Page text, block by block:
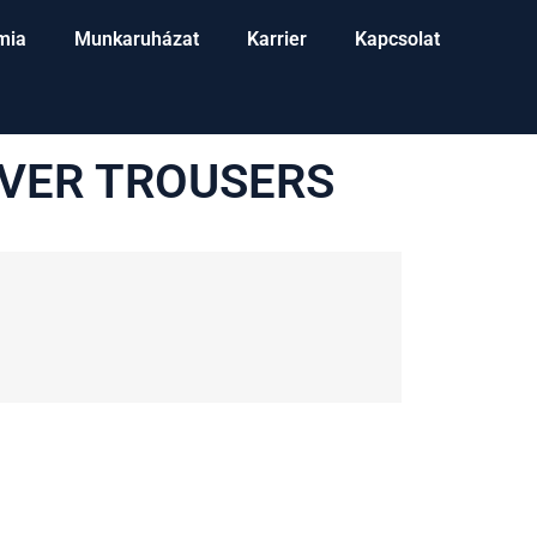
Munkaruházat Karrier Kapcsolat
TROUSERS